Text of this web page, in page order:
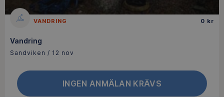
VANDRING 0 kr
Vandring
Sandviken / 12 nov
INGEN ANMÄLAN KRÄVS